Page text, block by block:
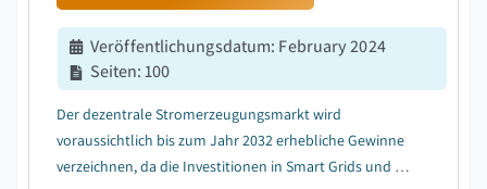
Veröffentlichungsdatum: February 2024
Seiten:100
Der dezentrale Stromerzeugungsmarkt wird
voraussichtlich bis zum Jahr 2032 erhebliche Gewinne
verzeichnen, da die Investitionen in Smart Grids und die